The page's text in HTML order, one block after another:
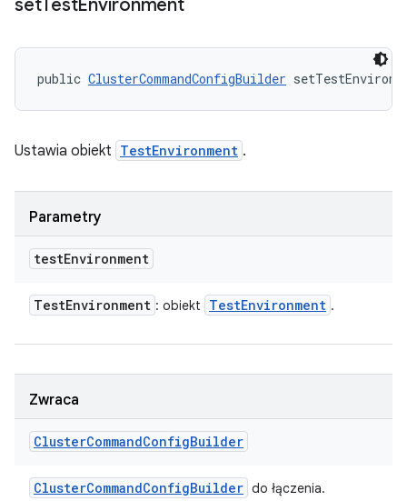
setTestEnvironment
public ClusterCommandConfigBuilder
Ustawia obiekt TestEnvironment .
Parametry
testEnvironment
TestEnvironment : obiekt TestEnvironment .
Zwraca
ClusterCommandConfigBuilder
ClusterCommandConfigBuilder do łączenia.